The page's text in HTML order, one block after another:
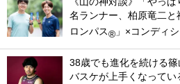
名ランナー、柏原竜二
ロンパス® 」×コンディ
38歳でも進化を続ける
バスケが上手くなって